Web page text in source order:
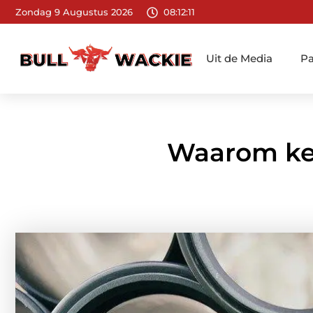
Zondag 9 Augustus 2026 08:12:13
Uit de Media
Waarom